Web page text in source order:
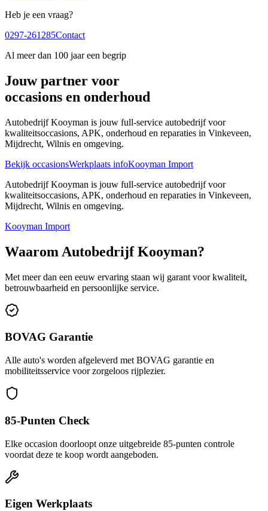
Heb je een vraag?
0297-261285Contact
Al meer dan 100 jaar een begrip
Jouw partner voor
occasions en onderhoud
Autobedrijf Kooyman is jouw full-service autobedrijf voor
kwaliteitsoccasions, APK, onderhoud en reparaties in Vinkeveen,
Mijdrecht, Wilnis en omgeving.
Bekijk occasionsWerkplaats infoKooyman Import
Autobedrijf Kooyman is jouw full-service autobedrijf voor
kwaliteitsoccasions, APK, onderhoud en reparaties in Vinkeveen,
Mijdrecht, Wilnis en omgeving.
Kooyman Import
Waarom Autobedrijf Kooyman?
Met meer dan een eeuw ervaring staan wij garant voor kwaliteit,
betrouwbaarheid en persoonlijke service.
BOVAG Garantie
Alle auto's worden afgeleverd met BOVAG garantie en
mobiliteitsservice voor zorgeloos rijplezier.
85-Punten Check
Elke occasion doorloopt onze uitgebreide 85-punten controle
voordat deze te koop wordt aangeboden.
Eigen Werkplaats